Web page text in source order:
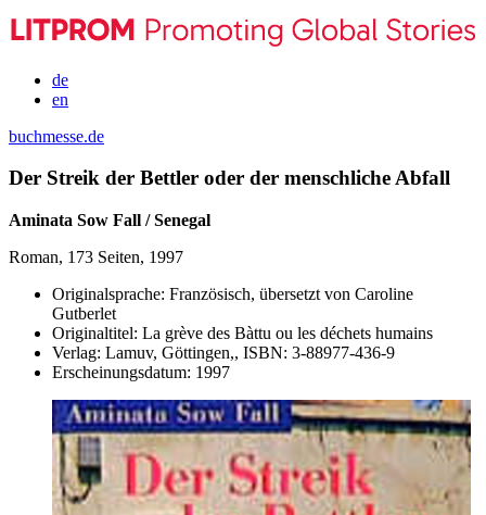
de
en
buchmesse.de
Der Streik der Bettler oder der menschliche Abfall
Aminata Sow Fall / Senegal
Roman, 173 Seiten, 1997
Originalsprache: Französisch, übersetzt von Caroline
Gutberlet
Originaltitel: La grève des Bàttu ou les déchets humains
Verlag: Lamuv, Göttingen,, ISBN: 3-88977-436-9
Erscheinungsdatum: 1997